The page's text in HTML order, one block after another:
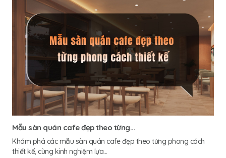
Mẫu sàn quán cafe đẹp theo từng...
Khám phá các mẫu sàn quán cafe đẹp theo từng phong cách
thiết kế, cùng kinh nghiệm lựa...